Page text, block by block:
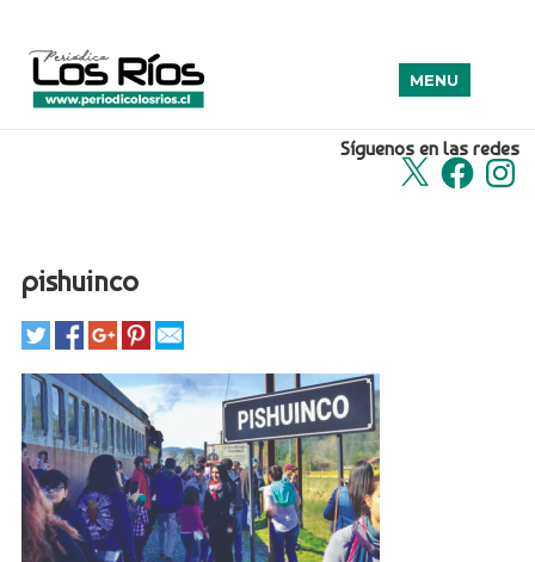
Síguenos en las redes
X Facebook
MENU
pishuinco